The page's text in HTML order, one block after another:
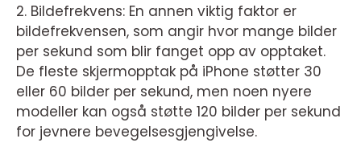
2. Bildefrekvens: En annen viktig faktor er
bildefrekvensen, som angir hvor mange bilder
per sekund som blir fanget opp av opptaket.
De fleste skjermopptak på iPhone støtter 30
eller 60 bilder per sekund, men noen nyere
modeller kan også støtte 120 bilder per sekund
for jevnere bevegelsesgjengivelse.